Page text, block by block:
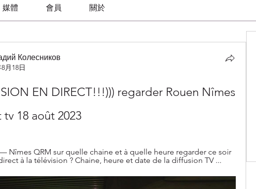
媒體 會員 關於
Колесников
月18日
EN DIRECT!!!))) regarder Rouen Nîmes
18 août 2023
— Nîmes QRM sur quelle chaine et à quelle heure regarder ce soir
à la télévision ? Chaine, heure et date de la diffusion TV ...